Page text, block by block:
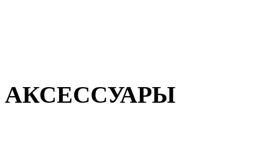
АКСЕССУАРЫ